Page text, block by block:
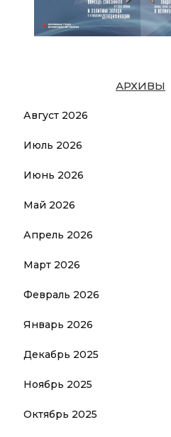
АРХИВЫ
Август 2026
Июль 2026
Июнь 2026
Май 2026
Апрель 2026
Март 2026
Февраль 2026
Январь 2026
Декабрь 2025
Ноябрь 2025
Октябрь 2025